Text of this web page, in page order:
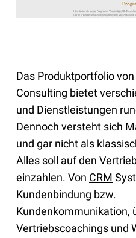
Das Produktportfolio
Consulting bietet
und Dienstleistungen
Dennoch versteht sich
und gar nicht als
Alles soll auf den
einzahlen. Von CRM
Kundenbindung bzw.
Kundenkommunikation,
Vertriebscoachings und